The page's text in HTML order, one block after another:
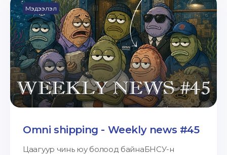
Мэдээлэл
Omni shipping - Weekly news #45
Цаагуур чинь юу болоод байнаБНСУ-н